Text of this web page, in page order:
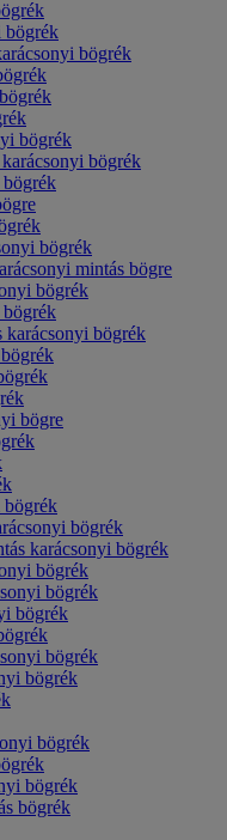
bögrék
bögrék
bögrék
bögrék
bögrék
mintás bögre
bögrék
karácsonyi bögrék
bögre
bögrék
bögrék
karácsonyi bögrék
bögrék
bögrék
bögrék
bögrék
bögrék
bögrék
bögrék
bögrék